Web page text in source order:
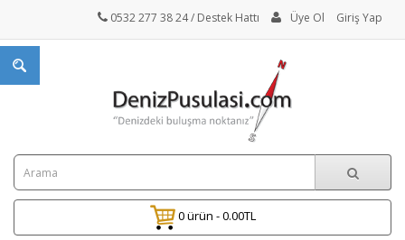
0532 277 38 24/ Destek Hattı Üye Ol Giriş Yap
0 ürün - 0.00TL